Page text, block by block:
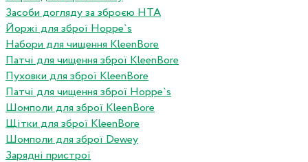
Засоби догляду за зброєю HTA
Йоржі для зброї Hoppe`s
Набори для чищення KleenBore
Патчі для чищення зброї KleenBore
Пуховки для зброї KleenBore
Патчі для чищення зброї Hoppe`s
Шомполи для зброї KleenBore
Щітки для зброї KleenBore
Шомполи для зброї Dewey
Зарядні пристрої